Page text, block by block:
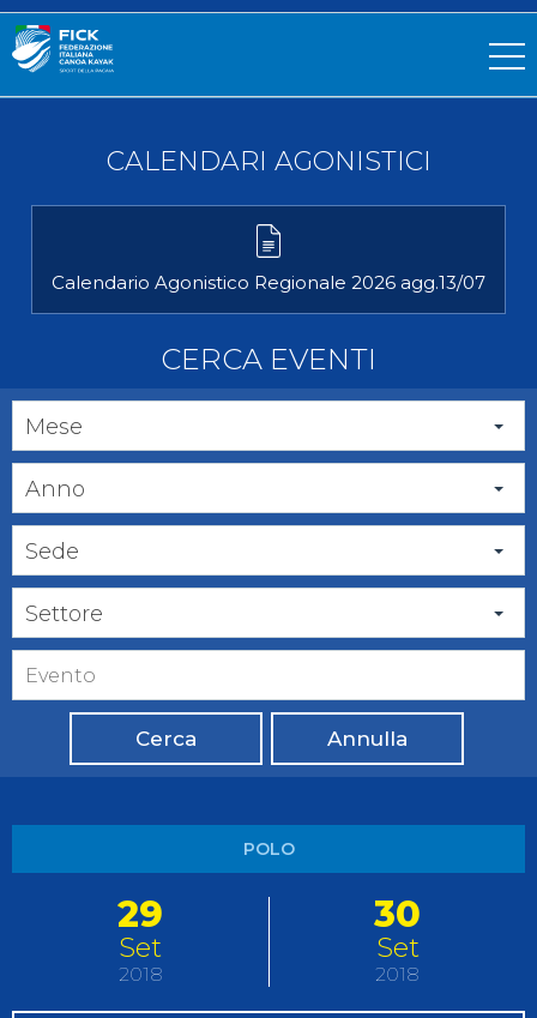
CALENDARI AGONISTICI
Calendario Agonistico Regionale 2026 agg.13/07
CERCA EVENTI
Mese
Anno
Sede
Settore
Cerca Annulla
POLO
29
Set
2018
30
Set
2018